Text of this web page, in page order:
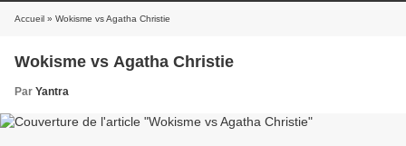
Accueil » Wokisme vs Agatha Christie
Wokisme vs Agatha Christie
Par Yantra